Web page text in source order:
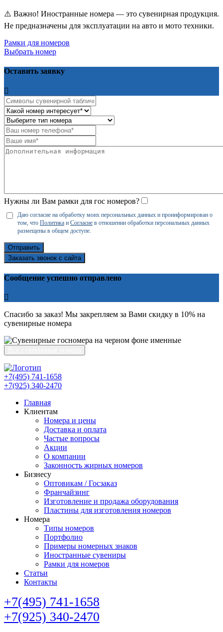
⚠️ Важно! Иностранные номера — это сувенирная продукция.
Не предназначены для эксплуатации на авто и мото техники.
Рамки для номеров
Выбрать номер
Оставить заявку
Нужны ли Вам рамки для гос номеров?
Даю согласие на обработку моих персональных данных и проинформирован о
том, что Политика и Согласие в отношении обработки персональных данных
размещены в общем доступе.
Отправить
Заказать звонок с сайта
Сообщение успешно отправлено
Спасибо за заказ! Мы закрепляем за Вами скидку в 10% на
сувенирные номера
+7(495) 741-1658
+7(925) 340-2470
Главная
Клиентам
Номера и цены
Доставка и оплата
Частые вопросы
Акции
О компании
Законность жирных номеров
Бизнесу
Оптовикам / Госзаказ
Франчайзинг
Изготовление и продажа оборудования
Пластины для изготовления номеров
Номера
Типы номеров
Портфолио
Примеры номерных знаков
Иностранные сувениры
Рамки для номеров
Статьи
Контакты
+7(495) 741-1658
+7(925) 340-2470